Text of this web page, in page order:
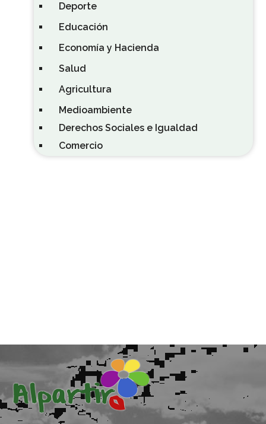
Deporte
Educación
Economía y Hacienda
Salud
Agricultura
Medioambiente
Derechos Sociales e Igualdad
Comercio